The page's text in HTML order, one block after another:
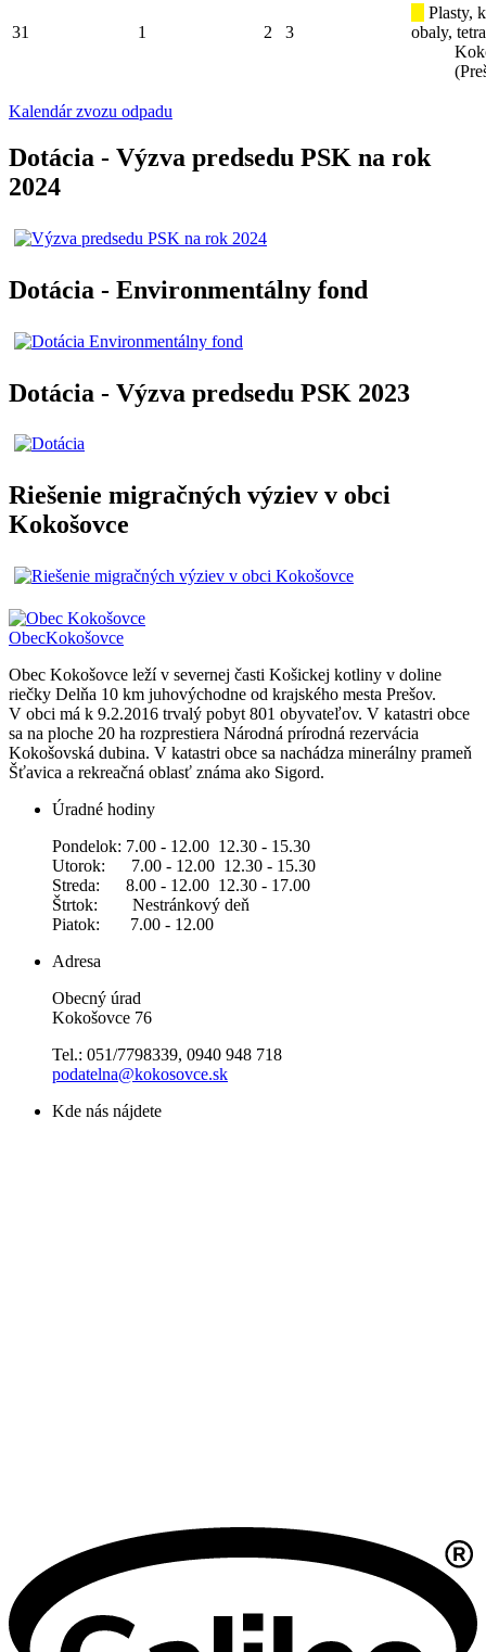
31 1 2 3
Plasty,
obaly,
Kalendár zvozu odpadu
Dotácia - Výzva predsedu PSK na rok
2024
Dotácia - Environmentálny fond
Dotácia - Výzva predsedu PSK 2023
Riešenie migračných výziev v obci
Kokošovce
ObecKokošovce
Obec Kokošovce leží v severnej časti Košickej kotliny v doline
riečky Delňa 10 km juhovýchodne od krajského mesta Prešov.
V obci má k 9.2.2016 trvalý pobyt 801 obyvateľov. V katastri obce
sa na ploche 20 ha rozprestiera Národná prírodná rezervácia
Kokošovská dubina. V katastri obce sa nachádza minerálny prameň
Šťavica a rekreačná oblasť známa ako Sigord.
Úradné hodiny
Pondelok: 7.00 - 12.00 12.30 - 15.30
Utorok: 7.00 - 12.00 12.30 - 15.30
Streda: 8.00 - 12.00 12.30 - 17.00
Štrtok: Nestránkový deň
Piatok: 7.00 - 12.00
Adresa
Obecný úrad
Kokošovce 76
Tel.: 051/7798339, 0940 948 718
podatelna@kokosovce.sk
Kde nás nájdete